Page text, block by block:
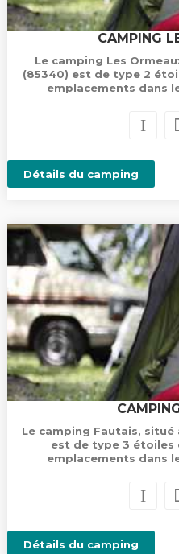
CAMPING
Le camping Les
(85340) est de type 2
emplacements dans
Détails du camping
Le camping Fautais, situé
est de type 3 étoiles
emplacements dans
Détails du camping